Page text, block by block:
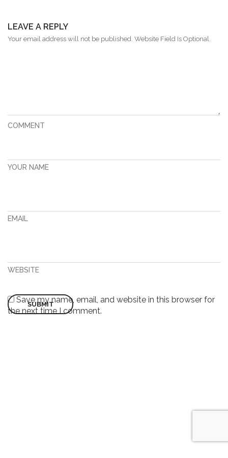
LEAVE A REPLY
Your email address will not be published. Website Field Is Optional.
COMMENT
YOUR NAME
EMAIL
WEBSITE
Save my name, email, and website in this browser for
the next time I comment.